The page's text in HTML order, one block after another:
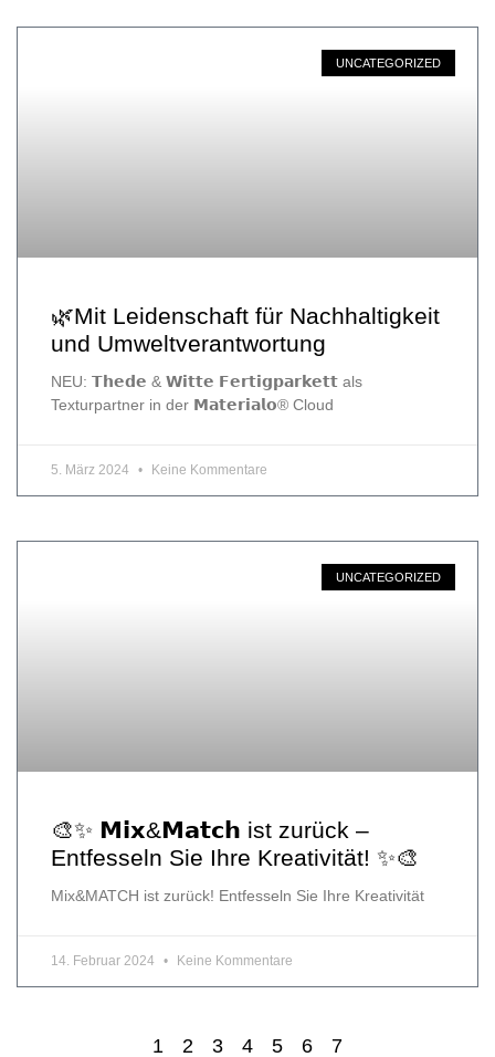
UNCATEGORIZED
🌿Mit Leidenschaft für Nachhaltigkeit
und Umweltverantwortung
NEU: 𝗧𝗵𝗲𝗱𝗲 & 𝗪𝗶𝘁𝘁𝗲 𝗙𝗲𝗿𝘁𝗶𝗴𝗽𝗮𝗿𝗸𝗲𝘁𝘁 als
Texturpartner in der 𝗠𝗮𝘁𝗲𝗿𝗶𝗮𝗹𝗼® Cloud
5. März 2024 Keine Kommentare
UNCATEGORIZED
🎨✨ 𝗠𝗶𝘅&𝗠𝗮𝘁𝗰𝗵 ist zurück –
Entfesseln Sie Ihre Kreativität! ✨🎨
Mix&MATCH ist zurück! Entfesseln Sie Ihre Kreativität
14. Februar 2024 Keine Kommentare
1 2 3 4 5 6 7